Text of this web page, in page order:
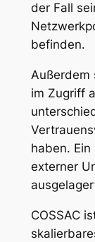
der Fall
befinden.
Außerdem
im Zugriff
haben.
externer
COSSAC